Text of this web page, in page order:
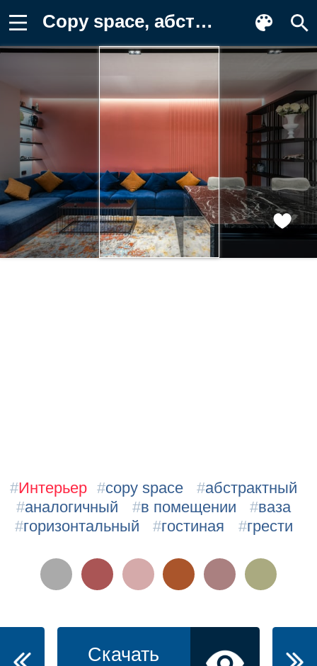
Copy space, абстрактный, аналогичный, в Фото
#Интерьер #copy space #абстрактный
#аналогичный #в помещении #ваза
#горизонтальный #гостиная #грести
Скачать